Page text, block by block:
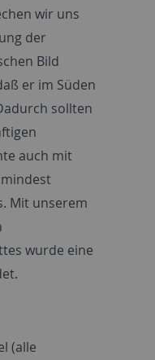
wir uns
der
Bild
er im Süden
sollten
auch mit
Mit unserem
wurde eine
(alle